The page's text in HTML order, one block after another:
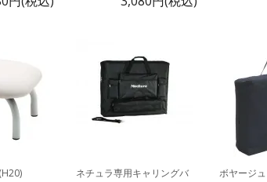
ネチュラ専用キャリングバ
ボヤージ